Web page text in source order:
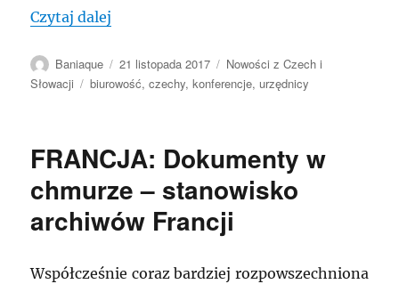
Czytaj dalej
Autor
Baniaque
Data
publikacji
21 listopada 2017 Kategorie
Nowości z Czech i
Słowacji
Tagi
biurowość,czechy,konferencje, urzędnicy
FRANCJA: Dokumenty w
chmurze – stanowisko
archiwów Francji
Współcześnie coraz bardziej rozpowszechniona